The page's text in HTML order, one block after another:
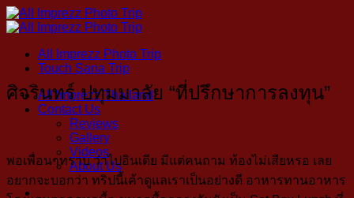
Skip
to
All Imprezz Photo Trip
Touch Sana Trip
All Imprezz Thailand
Contact Us
Reviews
Gallery
Videos
About Us
ศิจรินทร์ ปทุมมาลัย “ที่ปรึกษาการลงทุน”
พอเพื่อนๆทราบ ว่าไปอินเดีย มีแต่คนถาม ท้องไม่เสียหรอ เลย
อยากจะบอกว่า ทริปนี้เค้าดูแลเราเป็นอย่างดี อาหารทานอาหาร